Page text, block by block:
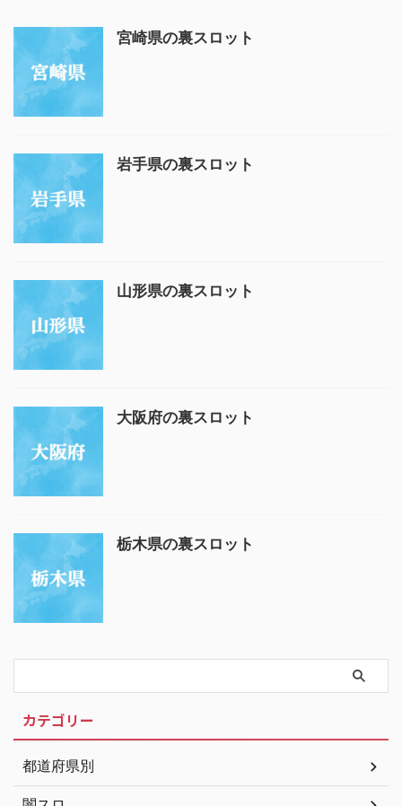
宮崎県の裏スロット
岩手県の裏スロット
山形県の裏スロット
大阪府の裏スロット
栃木県の裏スロット
カテゴリー
都道府県別